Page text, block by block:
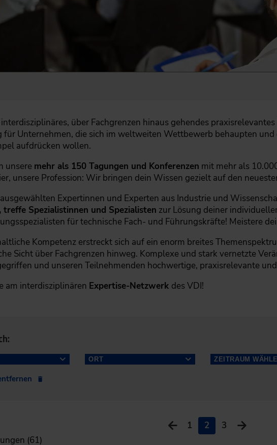
über Fachgrenzen hinaus gehendes
für Unternehmen, die sich im weltweiten Wettbewerb behaupten
aufdrücken wollen.
unsere mehr als 150 Tagungen und Konferenzen mit mehr als
unsere Profession: Wir bringen dein Wissen gezielt auf den
Expertinnen und Experten aus Industrie und
treffe Spezialistinnen und Spezialisten zur Lösung deiner
für technische Fach- und Führungskräfte! Meistere
Kompetenz erstreckt sich auf ein enorm breites
Sicht über Fachgrenzen hinweg. Komplexe und stark vernetzte
und unseren Teilnehmenden hochwertige, praxisrelevante
am interdisziplinären Expertise-Netzwerk des VDI!
ORT ZEITRAUM
30 TAGE
NÄCHSTE
1 2
3
(61)